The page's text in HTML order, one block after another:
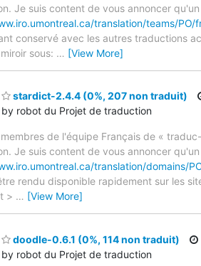
Je suis content de vous annoncer
translation/teams/
conservé avec les autres traductions
sous: … [View More]
stardict-2.4.4 (0%, 207 non traduit)
by robot du Projet de traduction
membres de l'équipe Français de «
Je suis content de vous annoncer
translation/domains/
rendu disponible rapidement sur les
> … [View More]
doodle-0.6.1 (0%, 114 non traduit)
by robot du Projet de traduction